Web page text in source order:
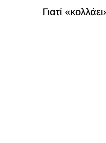
Γιατί